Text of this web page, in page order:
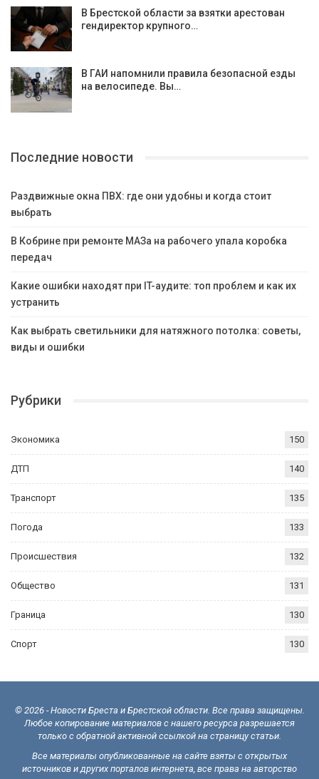
В Брестской области за взятки арестован
гендиректор крупного…
В ГАИ напомнили правила безопасной езды
на велосипеде. Вы…
Последние новости
Раздвижные окна ПВХ: где они удобны и когда стоит
выбрать
В Кобрине при ремонте МАЗа на рабочего упала коробка
передач
Какие ошибки находят при IT-аудите: топ проблем и как их
устранить
Как выбрать светильники для натяжного потолка: советы,
виды и ошибки
Рубрики
Экономика 150
ДТП 140
Транспорт 135
Погода 133
Происшествия 132
Общество 131
Граница 130
Спорт 130
© 2026 - Новости Бреста и Брестской области. Все права защищены.
Любое копирование материалов с нашего ресурса разрешается
только с обратной активной ссылкой на страницу статьи.
Все материалы опубликованные на сайте взяты с открытых
источников и других порталов интернета, все права на авторство